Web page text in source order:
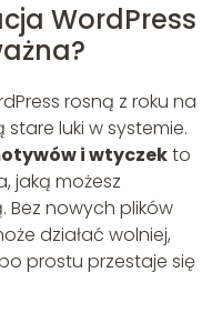
WordPress
rosną z roku na
luki w systemie.
i wtyczekto
jaką możesz
Bez nowych plików
działać wolniej,
prostu przestaje się